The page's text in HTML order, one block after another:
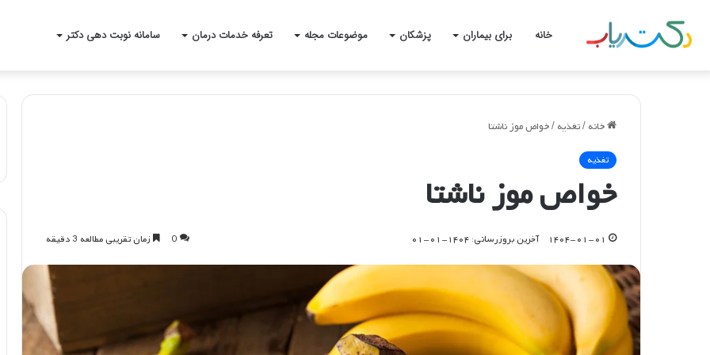
خانه برای بیماران پزشکان موضوعات مجله تعرفه خدمات درمان سامانه نوبت دهی دکتر
خانه /تغذیه /خواص موز ناشتا
تغذیه
خواص موز ناشتا
۱۴۰۴-۰۱-۰۱ آخرین بروزرسانی: ۱۴۰۴-۰۱-۰۱ 0 زمان تقریبی مطالعه 3 دقیقه